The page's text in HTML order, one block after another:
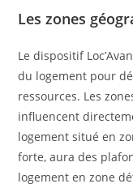
Les zones
Le dispositif
du logement pour
ressources. Les
influencent
logement situé en
forte, aura des
logement en zone